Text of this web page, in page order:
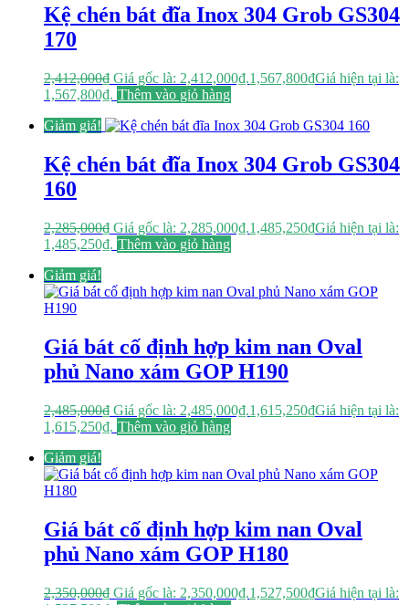
Kệ chén bát đĩa Inox 304 Grob GS304
170
2,412,000₫ Giá gốc là: 2,412,000₫.1,567,800₫Giá hiện tại là:
1,567,800₫. Thêm vào giỏ hàng
Giảm giá!
Kệ chén bát đĩa Inox 304 Grob GS304
160
2,285,000₫ Giá gốc là: 2,285,000₫.1,485,250₫Giá hiện tại là:
1,485,250₫. Thêm vào giỏ hàng
Giảm giá!
Giá bát cố định hợp kim nan Oval
phủ Nano xám GOP H190
2,485,000₫ Giá gốc là: 2,485,000₫.1,615,250₫Giá hiện tại là:
1,615,250₫. Thêm vào giỏ hàng
Giảm giá!
Giá bát cố định hợp kim nan Oval
phủ Nano xám GOP H180
2,350,000₫ Giá gốc là: 2,350,000₫.1,527,500₫Giá hiện tại là: